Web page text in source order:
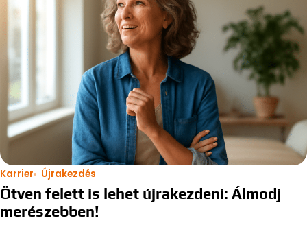
Karrier Újrakezdés
Ötven felett is lehet újrakezdeni: Álmodj
merészebben!